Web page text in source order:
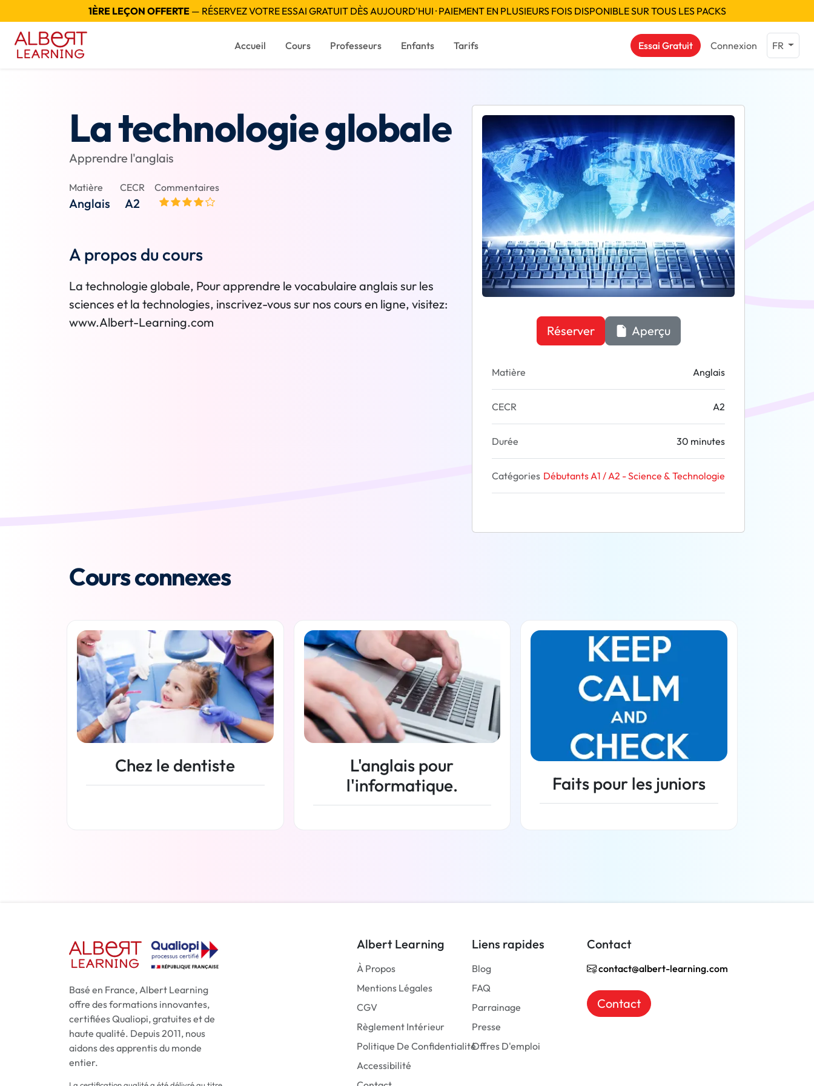
1ÈRE LEÇON OFFERTE— RÉSERVEZ VOTRE ESSAI GRATUIT DÈS AUJOURD'HUI · PAIEMENT EN PLUSIEURS FOIS DISPONIBLE SUR TOUS LES PACKS
Accueil Cours Professeurs Enfants Tarifs Essai Gratuit Connexion FR
La technologie globale
Apprendre l'anglais
Matière
Anglais
CECR
A2
Commentaires
A propos du cours
La technologie globale, Pour apprendre le vocabulaire anglais sur les
sciences et la technologies, inscrivez-vous sur nos cours en ligne, visitez:
www.Albert-Learning.com
Réserver Aperçu
Matière Anglais
CECR A2
Durée 30 minutes
Catégories Débutants A1 / A2 - Science & Technologie
Cours connexes
Chez le dentiste
L'anglais pour
l'informatique.
Faits pour les juniors
Basé en France, Albert Learning
offre des formations innovantes,
certifiées Qualiopi, gratuites et de
haute qualité. Depuis 2011, nous
aidons des apprentis du monde
entier.
Albert Learning
À Propos
Mentions Légales
CGV
Règlement Intérieur
Politique De Confidentialité
Accessibilité
Liens rapides
Blog
FAQ
Parrainage
Presse
Offres D'emploi
Contact
contact@albert-learning.com
Contact